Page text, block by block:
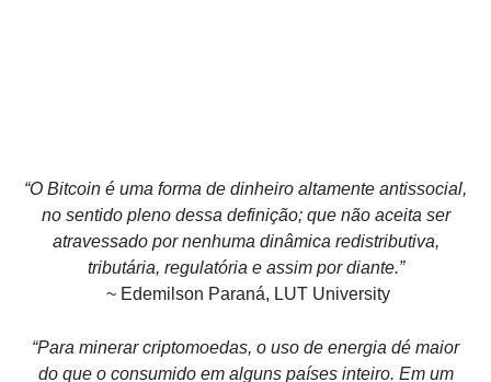
“O Bitcoin é uma forma de dinheiro altamente antissocial,
no sentido pleno dessa definição; que não aceita ser
atravessado por nenhuma dinâmica redistributiva,
tributária, regulatória e assim por diante.”
~ Edemilson Paraná, LUT University
“Para minerar criptomoedas, o uso de energia dé maior
do que o consumido em alguns países inteiro. Em um